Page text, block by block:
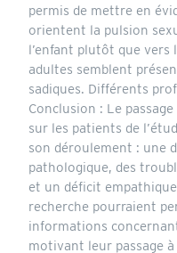
permis de mettre en
orientent la pulsion
l’enfant plutôt que vers
adultes semblent
sadiques. Différents
Conclusion : Le
sur les patients de
son déroulement : une
pathologique, des
et un déficit
recherche pourraient
informations
motivant leur passage